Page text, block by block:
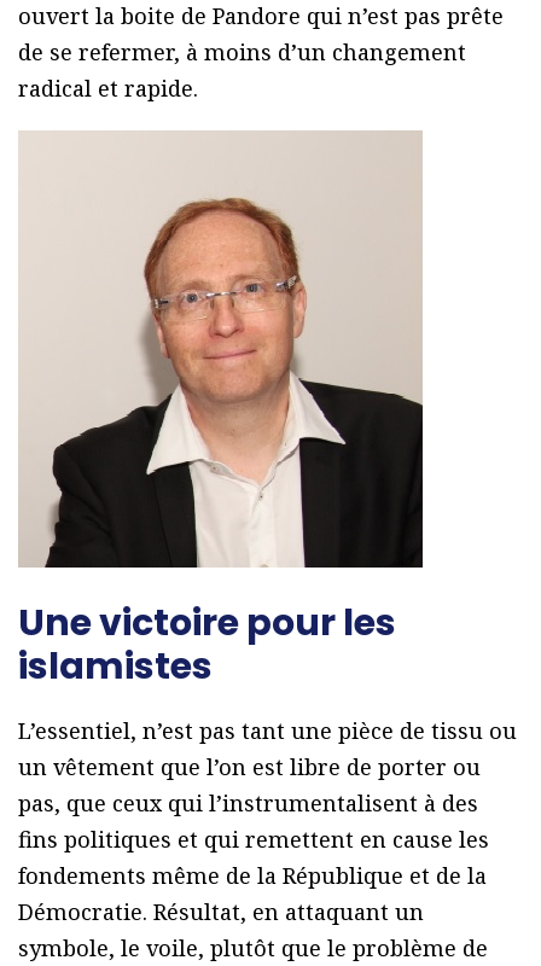
ouvert la boite de Pandore qui n’est pas prête
de se refermer, à moins d’un changement
radical et rapide.
Une victoire pour les
islamistes
L’essentiel, n’est pas tant une pièce de tissu ou
un vêtement que l’on est libre de porter ou
pas, que ceux qui l’instrumentalisent à des
fins politiques et qui remettent en cause les
fondements même de la République et de la
Démocratie. Résultat, en attaquant un
symbole, le voile, plutôt que le problème de